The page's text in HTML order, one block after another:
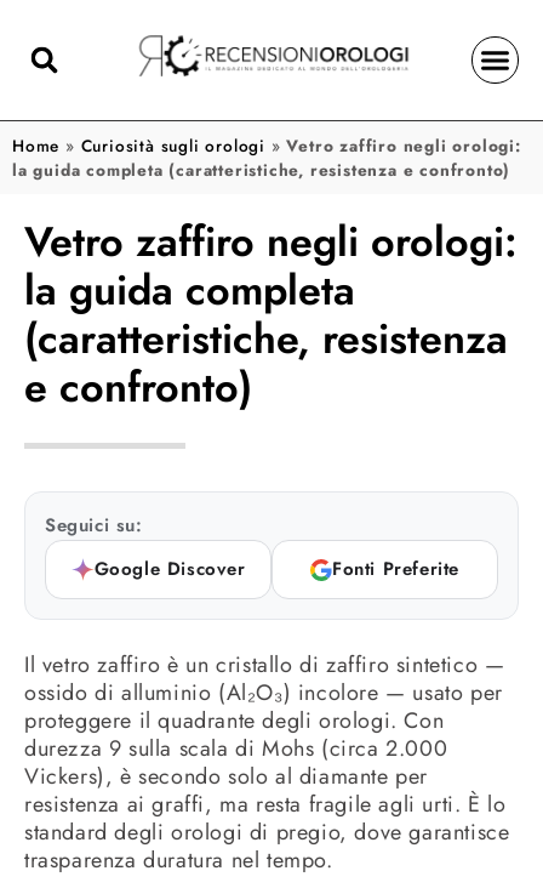
Home » Curiosità sugli orologi »Vetro zaffiro negli orologi:
la guida completa (caratteristiche, resistenza e confronto)
Vetro zaffiro negli orologi:
la guida completa
(caratteristiche, resistenza
e confronto)
Seguici su:
Google Discover
Fonti Preferite
Il vetro zaffiro è un cristallo di zaffiro sintetico —
ossido di alluminio (Al₂O₃) incolore — usato per
proteggere il quadrante degli orologi. Con
durezza 9 sulla scala di Mohs (circa 2.000
Vickers), è secondo solo al diamante per
resistenza ai graffi, ma resta fragile agli urti. È lo
standard degli orologi di pregio, dove garantisce
trasparenza duratura nel tempo.